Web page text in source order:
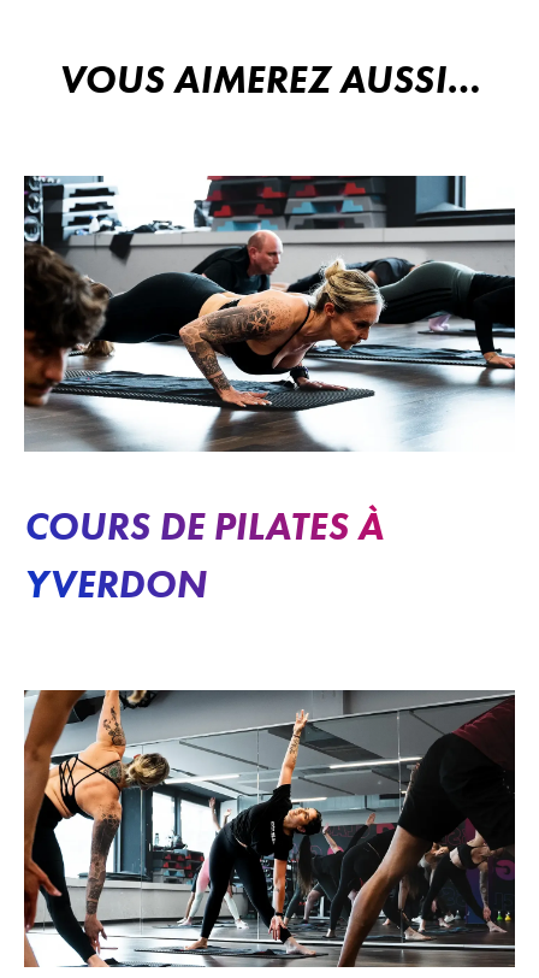
VOUS AIMEREZ AUSSI…
COURS DE PILATES À
YVERDON